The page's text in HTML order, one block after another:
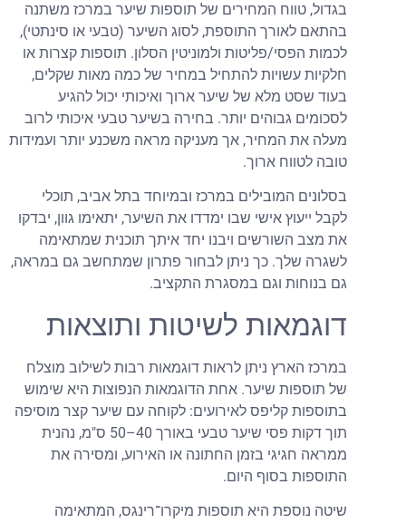
בגדול, טווח המחירים של תוספות שיער במרכז משתנה
בהתאם לאורך התוספת, לסוג השיער (טבעי או סינתטי),
לכמות הפסי/פליטות ולמוניטין הסלון. תוספות קצרות או
חלקיות עשויות להתחיל במחיר של כמה מאות שקלים,
בעוד שסט מלא של שיער ארוך ואיכותי יכול להגיע
לסכומים גבוהים יותר. בחירה בשיער טבעי איכותי לרוב
מעלה את המחיר, אך מעניקה מראה משכנע יותר ועמידות
טובה לטווח ארוך.
בסלונים המובילים במרכז ובמיוחד בתל אביב, תוכלי
לקבל ייעוץ אישי שבו ימדדו את השיער, יתאימו גוון, יבדקו
את מצב השורשים ויבנו יחד איתך תוכנית שמתאימה
לשגרה שלך. כך ניתן לבחור פתרון שמתחשב גם במראה,
גם בנוחות וגם במסגרת התקציב.
דוגמאות לשיטות ותוצאות
במרכז הארץ ניתן לראות דוגמאות רבות לשילוב מוצלח
של תוספות שיער. אחת הדוגמאות הנפוצות היא שימוש
בתוספות קליפס לאירועים: לקוחה עם שיער קצר מוסיפה
תוך דקות פסי שיער טבעי באורך 40–50 ס"מ, נהנית
ממראה חגיגי בזמן החתונה או האירוע, ומסירה את
התוספות בסוף היום.
שיטה נוספת היא תוספות מיקרו־רינגס, המתאימה